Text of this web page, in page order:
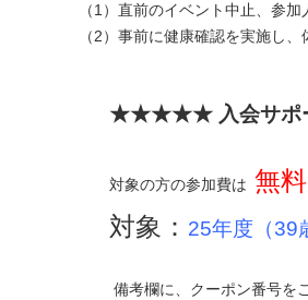
（1）直前のイベント中止、参
（2）事前に健康確認を実施し
★★★★★ 入会サポ
対象の方の参加費は 無料
対象： 25年度（
備考欄に、クーポン番号をご